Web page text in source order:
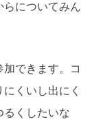
らについてみん
加できます。コ
くいし出にく
るくしたいな